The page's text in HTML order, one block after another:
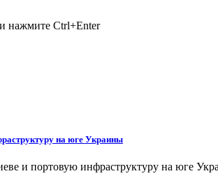
нажмите Ctrl+Enter
на юге Украины